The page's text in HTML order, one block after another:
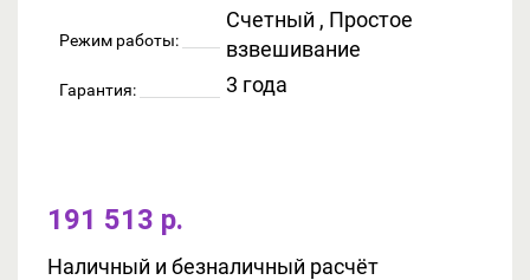
Режим работы:
Счетный , Простое
взвешивание
Гарантия: 3 года
191 513 р.
Наличный и безналичный расчёт